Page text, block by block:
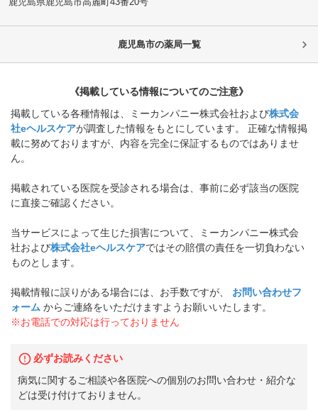
鹿児島市の薬局一覧
《掲載している情報についてのご注意》
掲載している各種情報は、ミーカンパニー株式会社および株式会
社eヘルスケアが調査した情報をもとにしています。 正確な情報掲
載に努めておりますが、内容を完全に保証するものではありませ
ん。
掲載されている医院を受診される場合は、事前に必ず該当の医院
に直接ご確認ください。
当サービスによって生じた損害について、ミーカンパニー株式会
社および株式会社eヘルスケアではその賠償の責任を一切負わない
ものとします。
掲載情報に誤りがある場合には、お手数ですが、
お問い合わせフ
ォーム からご連絡をいただけますようお願いいたします。
※お電話での対応は行っておりません
必ずお読みください
病気に関するご相談や各医院への個別のお問い合わせ・紹介な
どは受け付けておりません。